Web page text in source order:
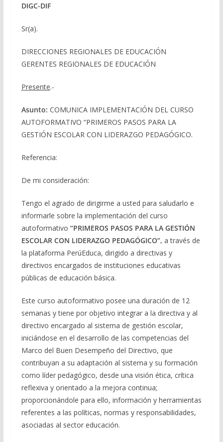
DIGC-DIF
Sr(a).
DIRECCIONES REGIONALES DE EDUCACIÓN
GERENTES REGIONALES DE EDUCACIÓN
Presente.-
Asunto: COMUNICA IMPLEMENTACIÓN DEL CURSO
AUTOFORMATIVO “PRIMEROS PASOS PARA LA
GESTIÓN ESCOLAR CON LIDERAZGO PEDAGÓGICO.
Referencia:
De mi consideración:
Tengo el agrado de dirigirme a usted para saludarlo e
informarle sobre la implementación del curso
autoformativo “PRIMEROS PASOS PARA LA GESTIÓN
ESCOLAR CON LIDERAZGO PEDAGÓGICO”, a través de
la plataforma PerúEduca, dirigido a directivas y
directivos encargados de instituciones educativas
públicas de educación básica.
Este curso autoformativo posee una duración de 12
semanas y tiene por objetivo integrar a la directiva y al
directivo encargado al sistema de gestión escolar,
iniciándose en el desarrollo de las competencias del
Marco del Buen Desempeño del Directivo, que
contribuyan a su adaptación al sistema y su formación
como líder pedagógico, desde una visión ética, crítica
reflexiva y orientado a la mejora continua;
proporcionándole para ello, información y herramientas
referentes a las políticas, normas y responsabilidades,
asociadas al sector educación.